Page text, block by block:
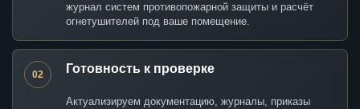
журнал систем противопожарной защиты и расчёт
огнетушителей под ваше помещение.
02 Готовность к проверке
Актуализируем документацию, журналы, приказы